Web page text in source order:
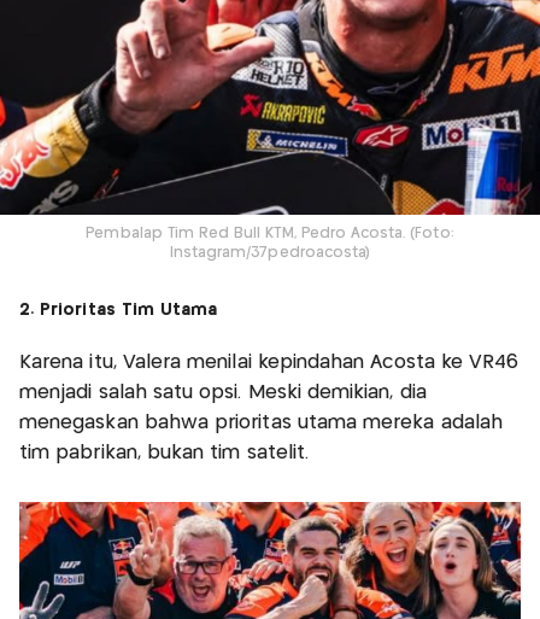
Pembalap Tim Red Bull KTM, Pedro Acosta. (Foto:
Instagram/37pedroacosta)
2. Prioritas Tim Utama
Karena itu, Valera menilai kepindahan Acosta ke VR46
menjadi salah satu opsi. Meski demikian, dia
menegaskan bahwa prioritas utama mereka adalah
tim pabrikan, bukan tim satelit.